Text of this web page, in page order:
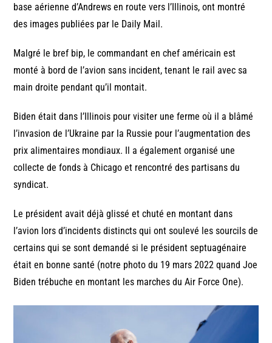
base aérienne d’Andrews en route vers l’Illinois, ont montré
des images publiées par le Daily Mail.
Malgré le bref bip, le commandant en chef américain est
monté à bord de l’avion sans incident, tenant le rail avec sa
main droite pendant qu’il montait.
Biden était dans l’Illinois pour visiter une ferme où il a blâmé
l’invasion de l’Ukraine par la Russie pour l’augmentation des
prix alimentaires mondiaux. Il a également organisé une
collecte de fonds à Chicago et rencontré des partisans du
syndicat.
Le président avait déjà glissé et chuté en montant dans
l’avion lors d’incidents distincts qui ont soulevé les sourcils de
certains qui se sont demandé si le président septuagénaire
était en bonne santé (notre photo du 19 mars 2022 quand Joe
Biden trébuche en montant les marches du Air Force One).